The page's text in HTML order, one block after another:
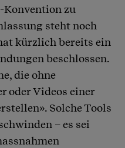
Konvention zu
steht noch
kürzlich bereits ein
beschlossen.
die ohne
Videos einer
Solche Tools
– es sei